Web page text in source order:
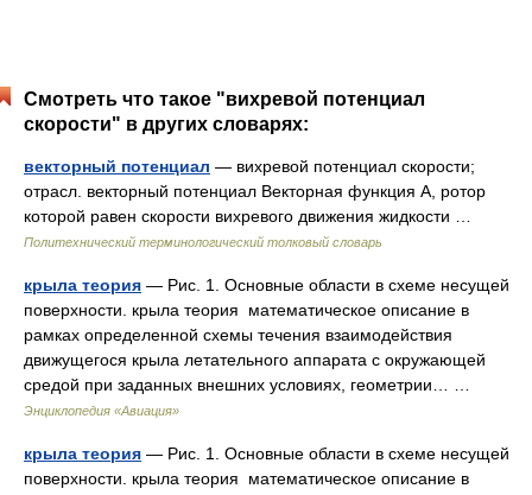
Смотреть что такое "вихревой потенциал
скорости" в других словарях:
векторный потенциал — вихревой потенциал скорости;
отрасл. векторный потенциал Векторная функция А, ротор
которой равен скорости вихревого движения жидкости …
Политехнический терминологический толковый словарь
крыла теория — Рис. 1. Основные области в схеме несущей
поверхности. крыла теория математическое описание в
рамках определенной схемы течения взаимодействия
движущегося крыла летательного аппарата с окружающей
средой при заданных внешних условиях, геометрии… …
Энциклопедия «Авиация»
крыла теория — Рис. 1. Основные области в схеме несущей
поверхности. крыла теория математическое описание в